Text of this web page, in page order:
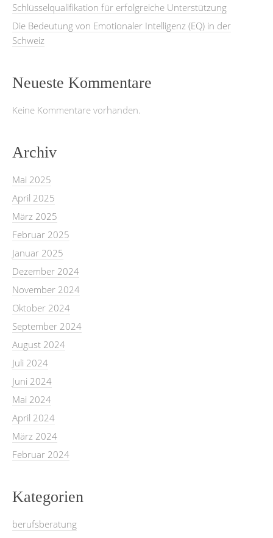
Schlüsselqualifikation für erfolgreiche Unterstützung
Die Bedeutung von Emotionaler Intelligenz (EQ) in der
Schweiz
Neueste Kommentare
Keine Kommentare vorhanden.
Archiv
Mai 2025
April 2025
März 2025
Februar 2025
Januar 2025
Dezember 2024
November 2024
Oktober 2024
September 2024
August 2024
Juli 2024
Juni 2024
Mai 2024
April 2024
März 2024
Februar 2024
Kategorien
berufsberatung